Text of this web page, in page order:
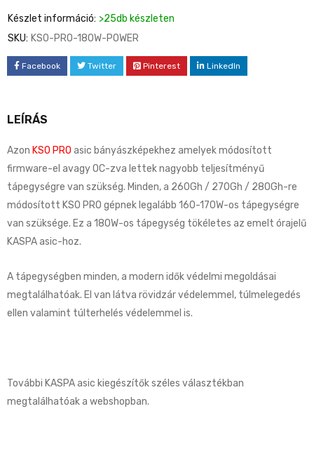
Készlet információ: >25db készleten
SKU: KS0-PRO-180W-POWER
Facebook Twitter Pinterest LinkedIn
LEÍRÁS
Azon KS0 PRO asic bányászképekhez amelyek módosított
firmware-el avagy OC-zva lettek nagyobb teljesítményű
tápegységre van szükség. Minden, a 260Gh / 270Gh / 280Gh-re
módosított KS0 PRO gépnek legalább 160-170W-os tápegységre
van szüksége. Ez a 180W-os tápegység tökéletes az emelt órajelű
KASPA asic-hoz.
A tápegységben minden, a modern idők védelmi megoldásai
megtalálhatóak. El van látva rövidzár védelemmel, túlmelegedés
ellen valamint túlterhelés védelemmel is.
További KASPA asic kiegészítők széles választékban
megtalálhatóak a webshopban.